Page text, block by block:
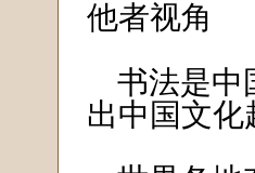
他者视角
书法是中
出中国文化